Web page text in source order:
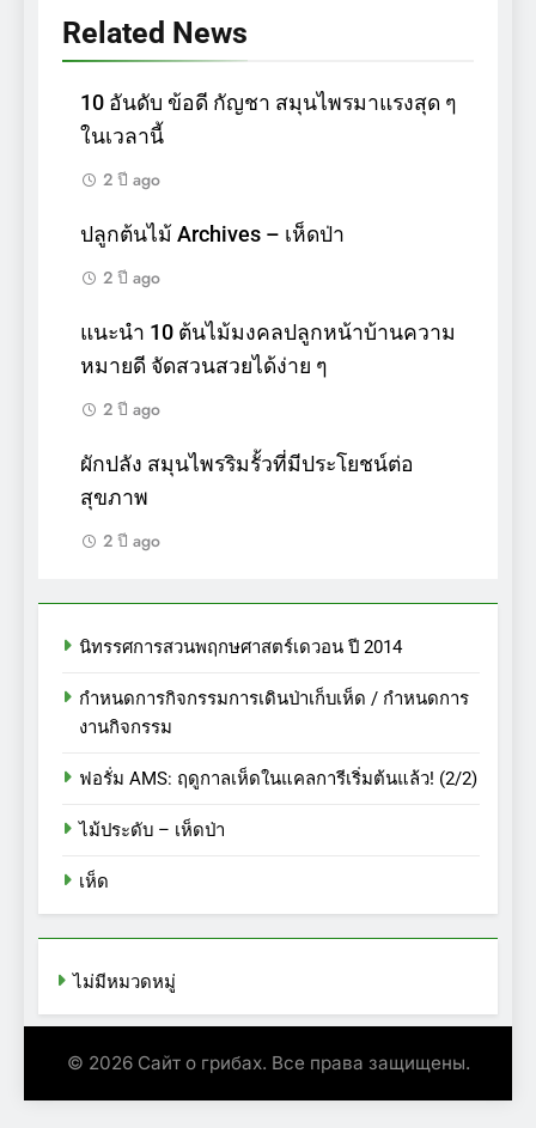
Related News
10 อันดับ ข้อดี กัญชา สมุนไพรมาแรงสุด ๆ
ในเวลานี้
2 ปี ago
ปลูกต้นไม้ Archives – เห็ดป่า
2 ปี ago
แนะนำ 10 ต้นไม้มงคลปลูกหน้าบ้านความ
หมายดี จัดสวนสวยได้ง่าย ๆ
2 ปี ago
ผักปลัง สมุนไพรริมรั้วที่มีประโยชน์ต่อ
สุขภาพ
2 ปี ago
นิทรรศการสวนพฤกษศาสตร์เดวอน ปี 2014
กำหนดการกิจกรรมการเดินป่าเก็บเห็ด / กำหนดการ
งานกิจกรรม
ฟอรั่ม AMS: ฤดูกาลเห็ดในแคลการีเริ่มต้นแล้ว! (2/2)
ไม้ประดับ – เห็ดป่า
เห็ด
ไม่มีหมวดหมู่
© 2026 Сайт о грибах. Все права защищены.